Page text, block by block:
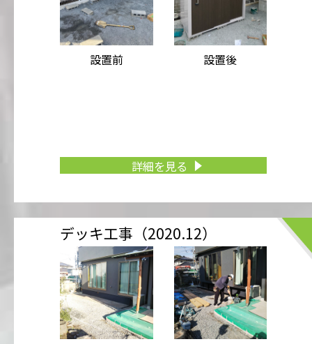
設置前 設置後
詳細を見る
デッキ工事（2020.12）